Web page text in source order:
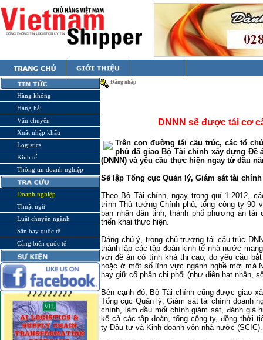
Hàng không
Hàng hải
Vận chuyển
Xuất nhập khẩu
Logistics
Kinh tế
Thông tin doanh nghiệp
Doanh nghiệp
Thuật ngữ
Luật chuyên ngành
Sân bay quốc tế
Cảng biển quốc tế
Đăng nhập
DNNN sẽ được tái cơ
Trên con đường tái cấu trúc, các tổ
phủ đã giao Bộ Tài chính xây dựng Đề
(DNNN) và yêu cầu thực hiện ngay từ đầu
Sẽ lập Tổng cục Quản lý, Giám sát tài
Theo Bộ Tài chính, ngay trong quí 1-2012,
trình Thủ tướng Chính phủ; tổng công ty 90
ban nhân dân tỉnh, thành phố phương án
triển khai thực hiện.
Đáng chú ý, trong chủ trương tái cấu trúc
thành lập các tập đoàn kinh tế nhà nước
với đề án có tính khả thi cao, do yêu cầu
hoặc ở một số lĩnh vực ngành nghề mới mà
hay giữ cổ phần chi phối (như điện hạt nhân,
Bên cạnh đó, Bộ Tài chính cũng được giao
Tổng cục Quản lý, Giám sát tài chính doanh
chính, làm đầu mối chính giám sát, đánh giá
kể cả các tập đoàn, tổng công ty, đồng thời
ty Đầu tư và Kinh doanh vốn nhà nước (SCIC).